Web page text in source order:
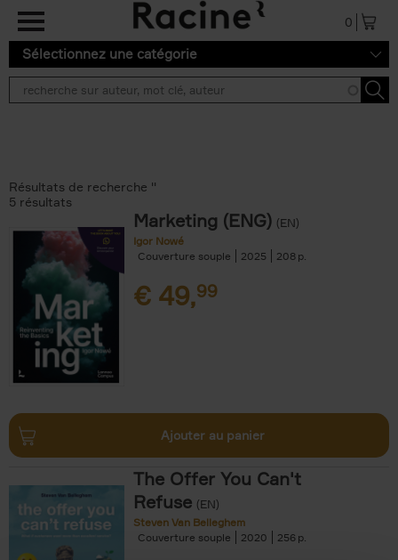
Aller au contenu principal
0
Sélectionnez une catégorie
Résultats de recherche ''
5 résultats
Marketing (ENG) (EN)
Igor Nowé
Couverture souple
2025 208
€ 49,99
Ajouter au panier
The Offer You Can't
Refuse (EN)
Steven Van Belleghem
Couverture souple
2020 256